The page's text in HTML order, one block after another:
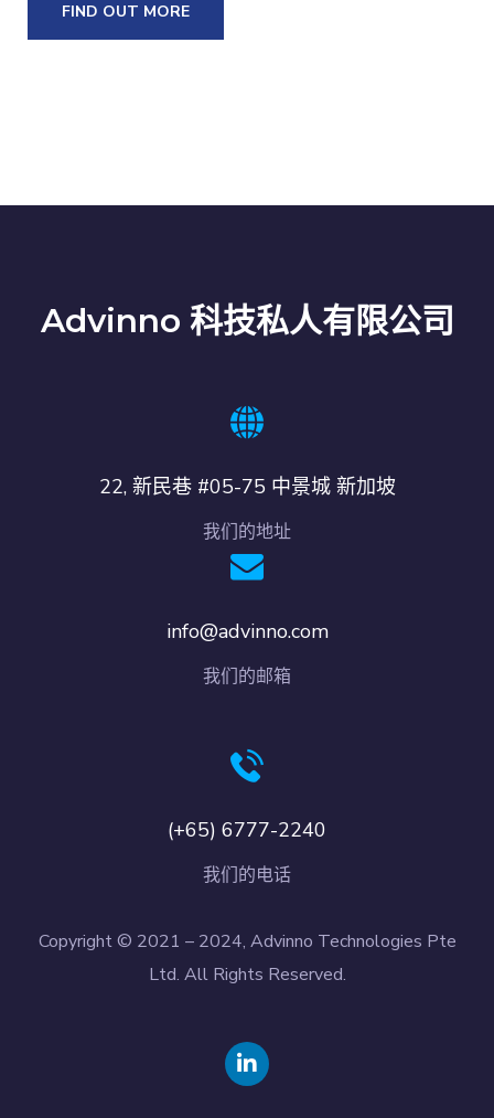
FIND OUT MORE
Advinno 科技私人有限公司
22, 新民巷 #05-75 中景城 新加坡
我们的地址
info@advinno.com
我们的邮箱
(+65) 6777-2240
我们的电话
Copyright © 2021 – 2024, Advinno Technologies Pte
Ltd. All Rights Reserved.